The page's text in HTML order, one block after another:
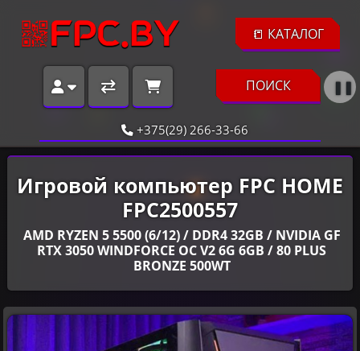
📒 КАТАЛОГ
ПОИСК ❚❚
+375(29) 266-33-66
Игровой компьютер FPC HOME
FPC2500557
AMD RYZEN 5 5500 (6/12) / DDR4 32GB / NVIDIA GF
RTX 3050 WINDFORCE OC V2 6G 6GB / 80 PLUS
BRONZE 500WT